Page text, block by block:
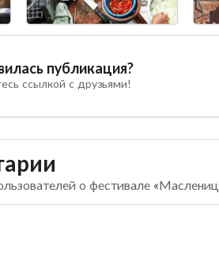
публикация?
ссылкой с друзьями!
о фестивале